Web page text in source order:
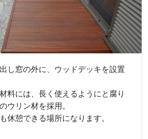
し窓の外に、ウッドデッキを設置
料には、長く使えるようにと腐り
ウリン材を採用。
休憩できる場所になります。